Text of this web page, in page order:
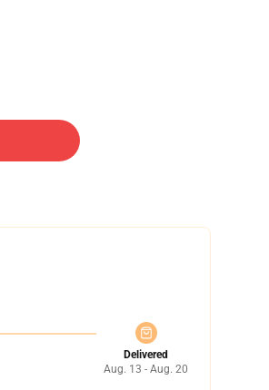
Delivered
Aug. 13 - Aug. 20